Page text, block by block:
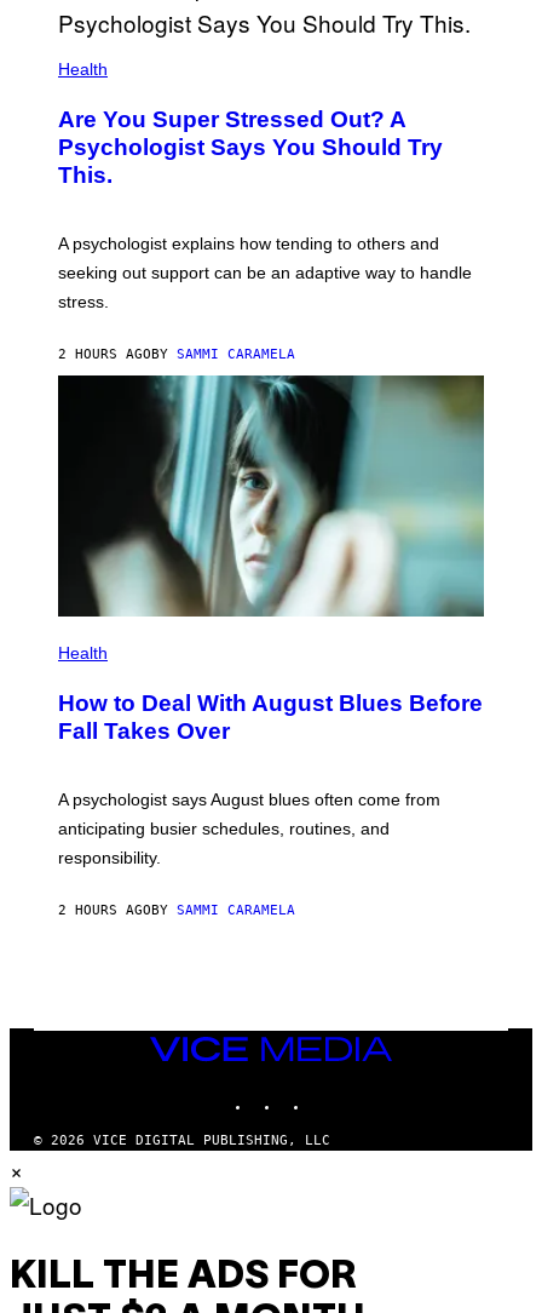
Health
Are You Super Stressed Out? A
Psychologist Says You Should Try
This.
A psychologist explains how tending to others and
seeking out support can be an adaptive way to handle
stress.
2 HOURS AGO BY SAMMI CARAMELA
Health
How to Deal With August Blues Before
Fall Takes Over
A psychologist says August blues often come from
anticipating busier schedules, routines, and
responsibility.
2 HOURS AGOBY SAMMI CARAMELA
VICE
MEDIA
© 2026 VICE DIGITAL PUBLISHING, LLC
×
KILL THE ADS FOR